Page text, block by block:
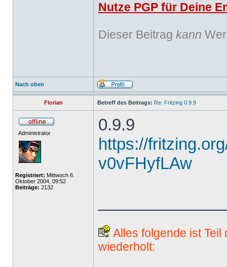
Nutze PGP für Deine
Dieser Beitrag kann
Nach oben
Florian Betreff des Beitrags: Re: Fritzing 0.9.9
Administrator
Registriert: Mittwoch 6.
Oktober 2004, 09:52
Beiträge: 2132
0.9.9
https://
v0vFHyfLAw
Alles folgende ist
wiederholt: